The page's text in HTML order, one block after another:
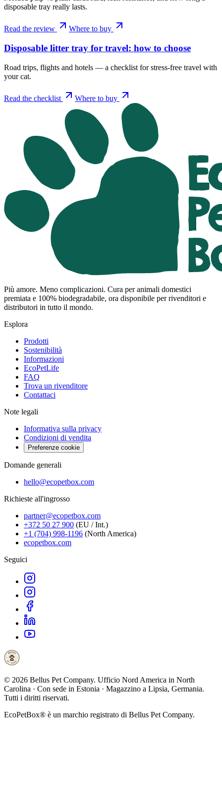
disposable tray really lasts.
Read the review Where to buy
Disposable litter tray for travel: how to choose
Road trips, flights and hotels — a checklist for stress-free travel with
your cat.
Read the checklist Where to buy
Più amore. Meno complicazioni. Cura per animali domestici
premiata e 100% biodegradabile, ora disponibile per rivenditori e
distributori in tutto il mondo.
Esplora
Prodotti
Sostenibilità
Informazioni
EcoPetLife
FAQ
Trova un rivenditore
Contattaci
Note legali
Informativa sulla privacy
Condizioni di vendita
Preferenze cookie
Domande generali
hello@ecopetbox.com
Richieste all'ingrosso
partner@ecopetbox.com
+372 50 27 900 (EU / Int.)
+1 (704) 998-1196 (North America)
ecopetbox.com
Seguici
© 2026 Bellus Pet Company. Ufficio Nord America in North
Carolina · Con sede in Estonia · Magazzino a Lipsia, Germania.
Tutti i diritti riservati.
EcoPetBox® è un marchio registrato di Bellus Pet Company.